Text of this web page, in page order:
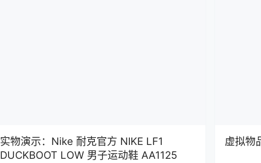
实物演示：Nike 耐克官方 NIKE LF1
DUCKBOOT LOW 男子运动鞋 AA1125
虚拟物